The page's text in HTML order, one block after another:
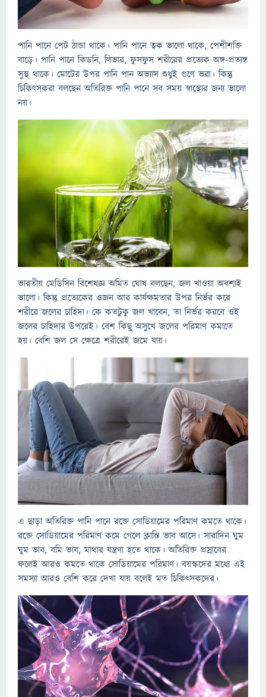
পানি পানে পেট ঠান্ডা থাকে। পানি পানে ত্বক ভালো থাকে, পেশীশক্তি
বাড়ে। পানি পানে কিডনি, লিভার, ফুসফুস শরীরের প্রত্যেক অঙ্গ-প্রত্যঙ্গ
সুস্থ থাকে। মোটের উপর পানি পান অভ্যাস শুধুই গুণে ভরা। কিন্তু
চিকিৎসকরা বলছেন অতিরিক্ত পানি পানে সব সময় স্বাস্থ্যের জন্য ভালো
নয়।
ভারতীয় মেডিসিন বিশেষজ্ঞ অমিত ঘোষ বলছেন, জল খাওয়া অবশ্যই
ভালো। কিন্তু প্রত্যেকের ওজন আর কার্যক্ষমতার উপর নির্ভর করে
শরীরে জলের চাহিদা। কে কতটুকু জল খাবেন, তা নির্ভর করবে ওই
জলের চাহিদার উপরেই। বেশ কিছু অসুখে জলের পরিমাণ কমাতে
হয়। বেশি জল সে ক্ষেত্রে শরীরেই জমে যায়।
এ ছাড়া অতিরিক্ত পানি পানে রক্তে সোডিয়ামের পরিমাণ কমতে থাকে।
রক্তে সোডিয়ামের পরিমাণ কমে গেলে ক্লান্তি ভাব আসে। সারাদিন ঘুম
ঘুম ভাব, বমি ভাব, মাথার যন্ত্রণা হতে থাকে। অতিরিক্ত প্রস্রাবের
ফলেই আরও কমতে থাকে সোডিয়ামের পরিমাণ। বয়স্কদের মধ্যে এই
সমস্যা আরও বেশি করে দেখা যায় বলেই মত চিকিৎসকদের।